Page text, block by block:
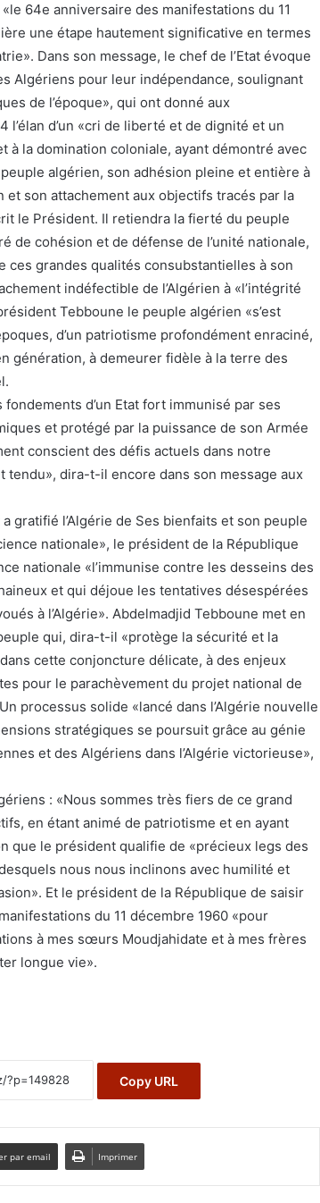
64e anniversaire des manifestations du 11
une étape hautement significative en termes
Dans son message, le chef de l’Etat évoque
Algériens pour leur indépendance, soulignant
de l’époque», qui ont donné aux
l’élan d’un «cri de liberté et de dignité et un
à la domination coloniale, ayant démontré avec
algérien, son adhésion pleine et entière à
son attachement aux objectifs tracés par la
le Président. Il retiendra la fierté du peuple
de cohésion et de défense de l’unité nationale,
ces grandes qualités consubstantielles à son
indéfectible de l’Algérien à «l’intégrité
Tebboune le peuple algérien «s’est
d’un patriotisme profondément enraciné,
génération, à demeurer fidèle à la terre des
fondements d’un Etat fort immunisé par ses
et protégé par la puissance de son Armée
conscient des défis actuels dans notre
dira-t-il encore dans son message aux
gratifié l’Algérie de Ses bienfaits et son peuple
nationale», le président de la République
nationale «l’immunise contre les desseins des
et qui déjoue les tentatives désespérées
à l’Algérie». Abdelmadjid Tebboune met en
qui, dira-t-il «protège la sécurité et la
cette conjoncture délicate, à des enjeux
pour le parachèvement du projet national de
processus solide «lancé dans l’Algérie nouvelle
stratégiques se poursuit grâce au génie
et des Algériens dans l’Algérie victorieuse»,
: «Nous sommes très fiers de ce grand
en étant animé de patriotisme et en ayant
que le président qualifie de «précieux legs des
nous nous inclinons avec humilité et
Et le président de la République de saisir
du 11 décembre 1960 «pour
à mes sœurs Moudjahidate et à mes frères
longue vie».
Copy URL
par email Imprimer